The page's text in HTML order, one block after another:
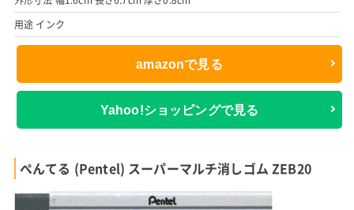
用途 インク
amazonで見る
Yahoo!ショッピングで見る
ぺんてる (Pentel) スーパーマルチ消しゴム ZEB20